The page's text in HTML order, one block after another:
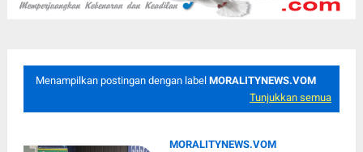
Menampilkan postingan dengan label MORALITYNEWS.VOM
Tunjukkan semua
MORALITYNEWS.VOM